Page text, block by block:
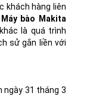
khách hàng liên
bào Makita
là quá trình
sử gắn liền với
ngày 31 tháng 3